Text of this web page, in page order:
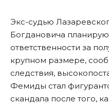
Экс-судью
Богдановича
ответственности за
крупном размере,
следствия,
Фемиды стал
скандала после того,